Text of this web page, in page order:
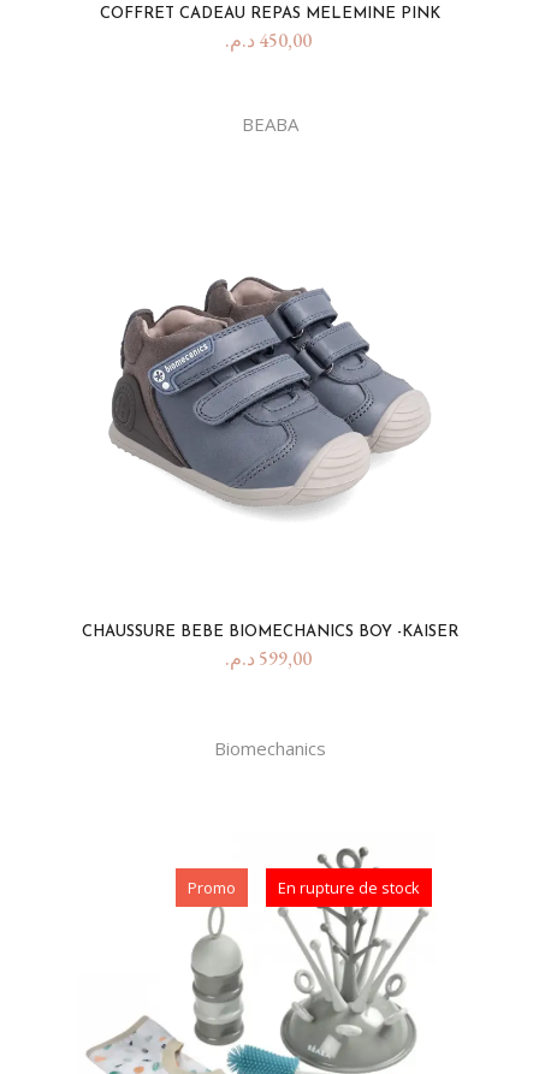
COFFRET CADEAU REPAS MELEMINE PINK
450,00 د.م.
BEABA
CHAUSSURE BEBE BIOMECHANICS BOY -KAISER
599,00 د.م.
Biomechanics
Promo En rupture de stock